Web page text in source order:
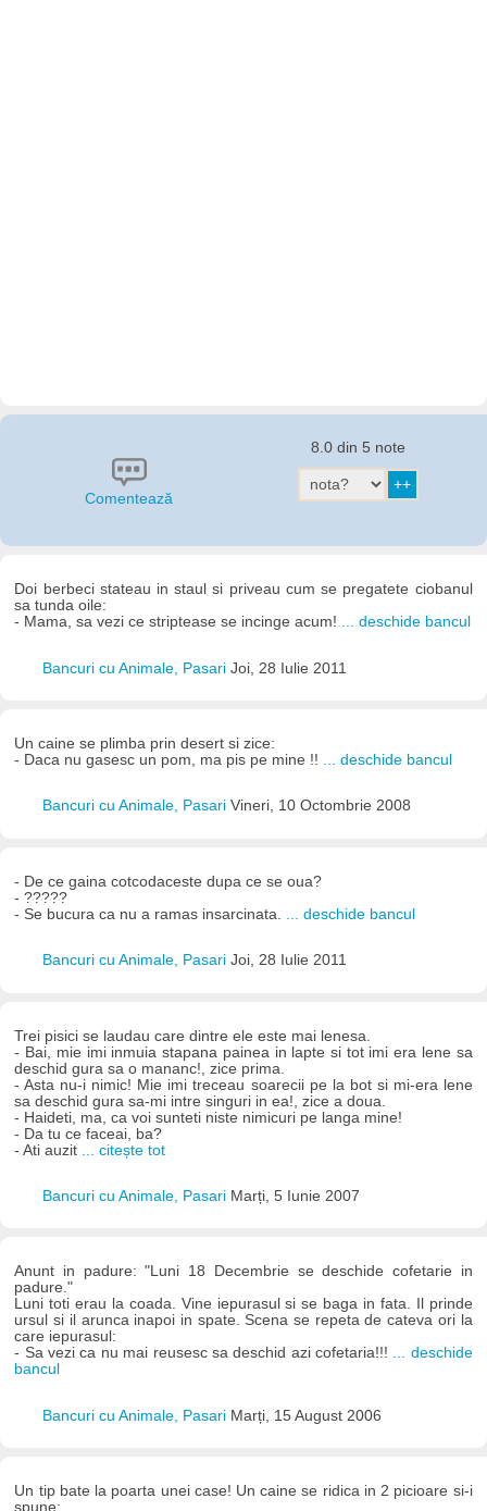
Comentează
8.0 din 5 note
Doi berbeci stateau in staul si priveau cum se pregatete ciobanul
sa tunda oile:
- Mama, sa vezi ce striptease se incinge acum! ... deschide bancul
Bancuri cu Animale, Pasari Joi, 28 Iulie 2011
Un caine se plimba prin desert si zice:
- Daca nu gasesc un pom, ma pis pe mine !! ... deschide bancul
Bancuri cu Animale, Pasari Vineri, 10 Octombrie 2008
- De ce gaina cotcodaceste dupa ce se oua?
- ?????
- Se bucura ca nu a ramas insarcinata.
... deschide bancul
Bancuri cu Animale, Pasari Joi, 28 Iulie 2011
Trei pisici se laudau care dintre ele este mai lenesa.
- Bai, mie imi inmuia stapana painea in lapte si tot imi era lene sa
deschid gura sa o mananc!, zice prima.
- Asta nu-i nimic! Mie imi treceau soarecii pe la bot si mi-era lene
sa deschid gura sa-mi intre singuri in ea!, zice a doua.
- Haideti, ma, ca voi sunteti niste nimicuri pe langa mine!
- Da tu ce faceai, ba?
- Ati auzit
... citește tot
Bancuri cu Animale, Pasari Marți, 5 Iunie 2007
Anunt in padure: "Luni 18 Decembrie se deschide cofetarie in
padure."
Luni toti erau la coada. Vine iepurasul si se baga in fata. Il prinde
ursul si il arunca inapoi in spate. Scena se repeta de cateva ori la
care iepurasul:
- Sa vezi ca nu mai reusesc sa deschid azi cofetaria!!! ... deschide
bancul
Bancuri cu Animale, Pasari Marți, 15 August 2006
Un tip bate la poarta unei case! Un caine se ridica in 2 picioare si-i
spune: